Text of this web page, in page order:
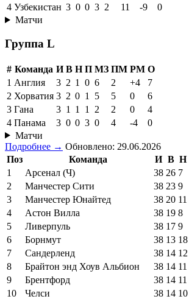
4 Узбекистан 3 0 0 3 2 11 -9
0
Матчи
Группа L
# Команда И В Н П МЗ ПМ РМ О
1 Англия 3 2 1 0 6 2 +4
7
2 Хорватия 3 2 0 1 5 5 0
6
3 Гана 3 1 1 1 2 2 0
4
4 Панама 3 0 0 3 0 4 -4
0
Матчи
Подробнее → Обновлено: 29.06.2026
Поз
Команда И В Н
1
Арсенал (Ч) 38 26 7
2
Манчестер Сити 38 23 9
3
Манчестер Юнайтед 38 20 11
4
Астон Вилла 38 19 8
5
Ливерпуль 38 17 9
6
Борнмут 38 13 18
7
Сандерленд 38 14 12
8
Брайтон энд Хоув Альбион 38 14 11
9
Брентфорд 38 14 11
10
Челси 38 14 10